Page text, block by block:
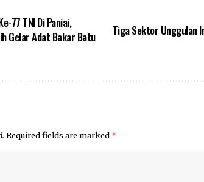
77 TNI Di Paniai,
Gelar Adat Bakar Batu
Tiga Sektor Unggulan
Required fields are marked *